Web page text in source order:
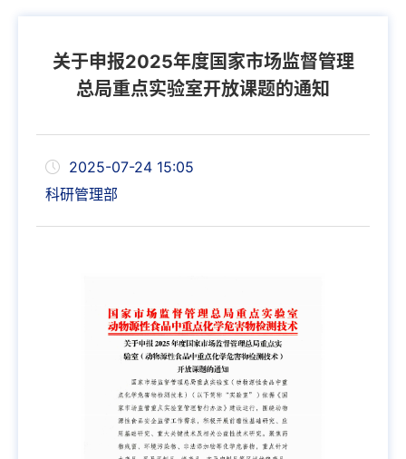
关于申报2025年度国家市场监督管理
总局重点实验室开放课题的通知
2025-07-24 15:05
科研管理部